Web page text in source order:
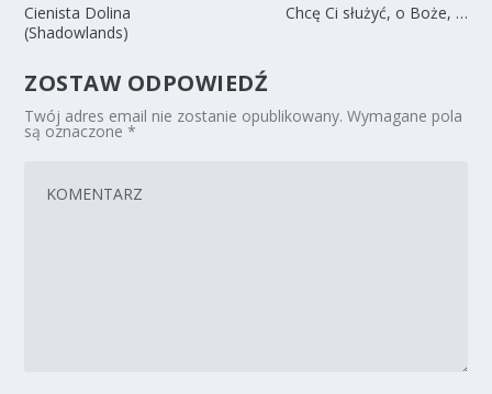
Cienista Dolina
(Shadowlands)
Chcę Ci służyć, o Boże, …
ZOSTAW ODPOWIEDŹ
Twój adres email nie zostanie opublikowany. Wymagane pola
są oznaczone*